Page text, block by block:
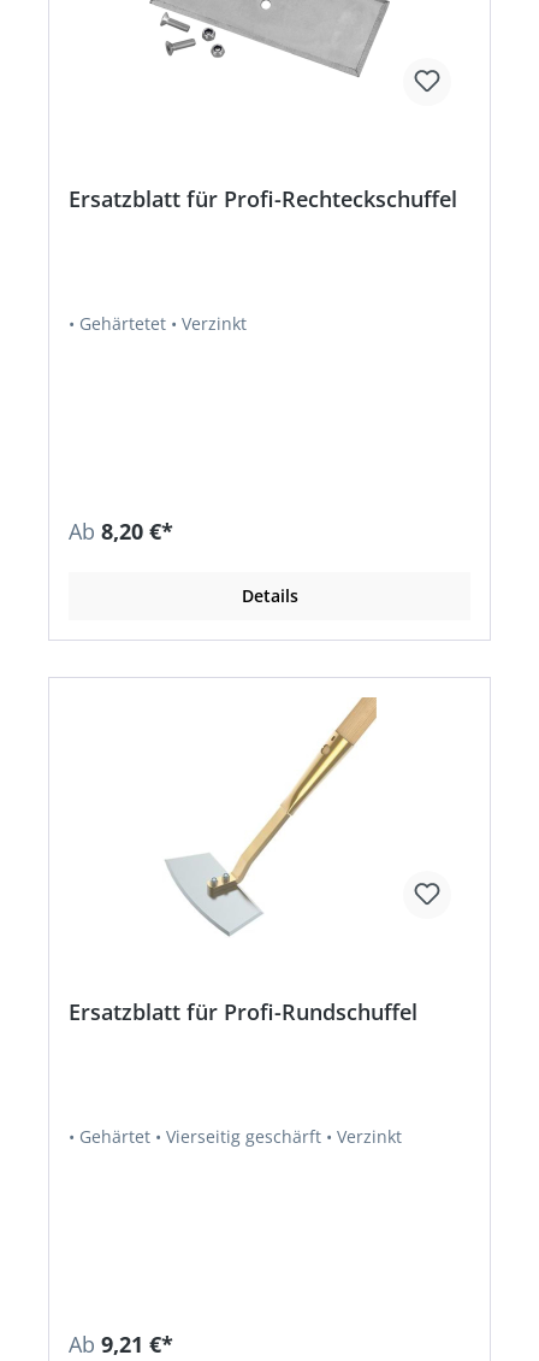
Ersatzblatt für Profi-Rechteckschuffel
• Gehärtetet • Verzinkt
Ab 8,20 €*
Details
Ersatzblatt für Profi-Rundschuffel
• Gehärtet • Vierseitig geschärft • Verzinkt
Ab 9,21 €*